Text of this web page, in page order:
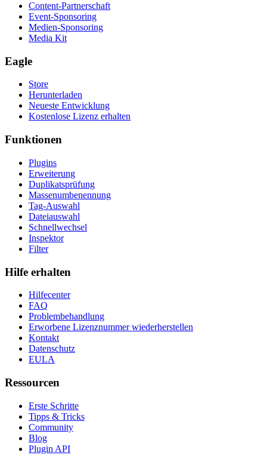
Content-Partnerschaft
Event-Sponsoring
Medien-Sponsoring
Media Kit
Eagle
Store
Herunterladen
Neueste Entwicklung
Kostenlose Lizenz erhalten
Funktionen
Plugins
Erweiterung
Duplikatsprüfung
Massenumbenennung
Tag-Auswahl
Dateiauswahl
Schnellwechsel
Inspektor
Filter
Hilfe erhalten
Hilfecenter
FAQ
Problembehandlung
Erworbene Lizenznummer wiederherstellen
Kontakt
Datenschutz
EULA
Ressourcen
Erste Schritte
Tipps & Tricks
Community
Blog
Plugin API